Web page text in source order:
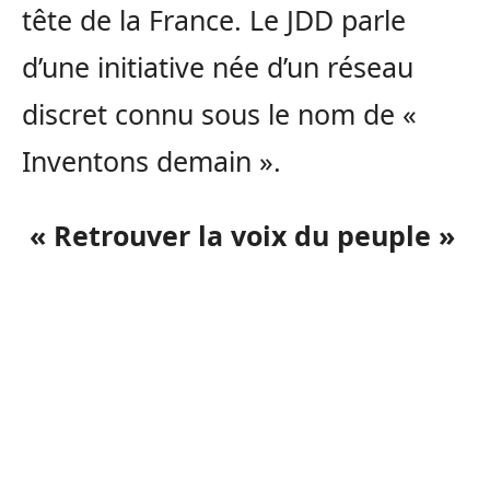
tête de la France. Le JDD parle
d’une initiative née d’un réseau
discret connu sous le nom de «
Inventons demain ».
« Retrouver la voix du peuple »